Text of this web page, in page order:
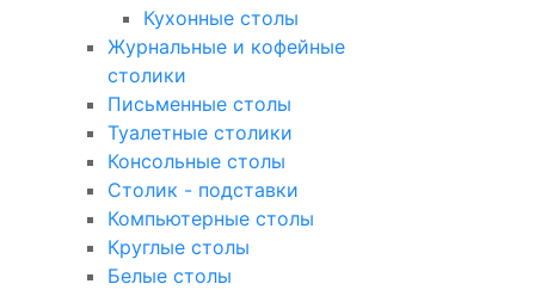
Кухонные столы
Журнальные и кофейные
столики
Письменные столы
Туалетные столики
Консольные столы
Столик - подставки
Компьютерные столы
Круглые столы
Белые столы